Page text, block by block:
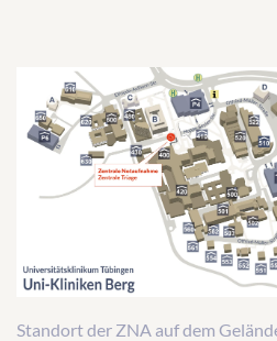
r
e
s
s
e
Standort der ZNA auf dem